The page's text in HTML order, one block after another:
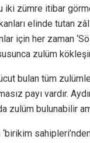
iki zümre itibar
elinde tutan
için her zaman
susunca zulüm
bulan tüm
payı vardır.
zulüm bulunabilir
‘birikim